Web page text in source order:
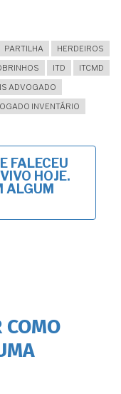
PARTILHA
HERDEIROS
ITD
ITCMD
ADVOGADO
INVENTÁRIO
FALECEU
HOJE.
ALGUM
COMO